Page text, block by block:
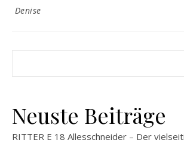
Denise
Neuste Beiträge
RITTER E 18 Allesschneider – Der